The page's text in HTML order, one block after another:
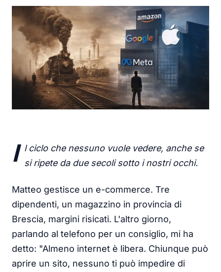
I
l ciclo che nessuno vuole vedere, anche se
si ripete da due secoli sotto i nostri occhi.
Matteo gestisce un e-commerce. Tre
dipendenti, un magazzino in provincia di
Brescia, margini risicati. L'altro giorno,
parlando al telefono per un consiglio, mi ha
detto: "Almeno internet è libera. Chiunque può
aprire un sito, nessuno ti può impedire di